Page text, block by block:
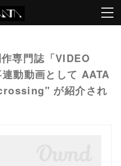
専門誌「VIDEO
動動画として AATA
が紹介され